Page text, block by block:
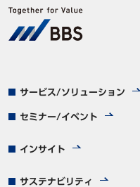
サービス/ソリューション
セミナー/イベント
インサイト
サステナビリティ